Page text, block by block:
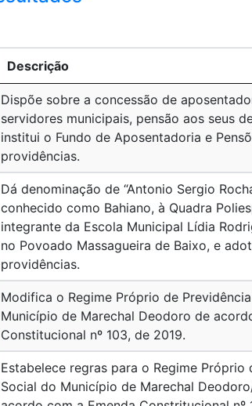
Descrição
Dispõe sobre a concessão de
servidores municipais, pensão aos seus
institui o Fundo de Aposentadoria e
providências.
Dá denominação de “Antonio Sergio
conhecido como Bahiano, à Quadra
integrante da Escola Municipal Lídia
no Povoado Massagueira de Baixo, e
providências.
Modifica o Regime Próprio de
Município de Marechal Deodoro de
Constitucional nº 103, de 2019.
Estabelece regras para o Regime Próprio
Social do Município de Marechal